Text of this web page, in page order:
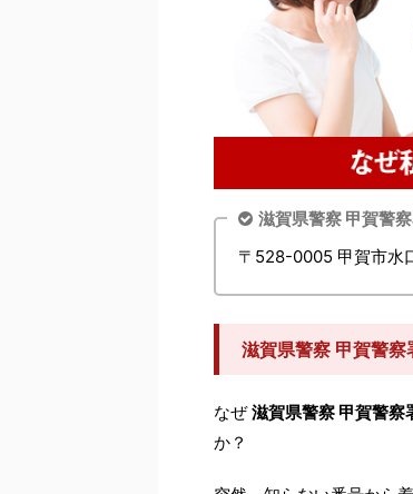
滋賀県警察 甲賀警
〒528-0005 甲賀市水
滋賀県警察 甲賀警
なぜ滋賀県警察 甲賀警察
か？